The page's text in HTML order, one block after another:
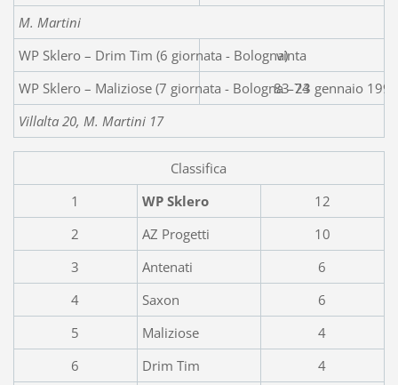
M. Martini
WP Sklero – Drim Tim (6 giornata - Bologna)vinta
WP Sklero – Maliziose (7 giornata - Bologna - 23 gennaio
83-74
Villalta 20, M. Martini 17
Classifica
1
WP Sklero
12
2
AZ Progetti
10
3
Antenati
6
4
Saxon
6
5
Maliziose
4
6
Drim Tim
4